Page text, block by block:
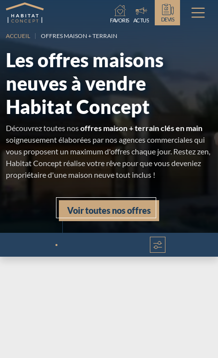
Chargement...
FAVORIS ACTUS DEVIS
ACCUEIL OFFRES MAISON + TERRAIN
Les offres maisons
neuves à vendre
Habitat Concept
Découvrez toutes nosoffres maison + terrain clés en main
soigneusement élaborées par nos agences commerciales qui
vous proposent un maximum d'offres chaque jour. Restez zen,
Habitat Concept réalise votre rêve pour que vous deveniez
propriétaire d'une maison neuve tout inclus !
Voir toutes nos offres
Chargement...